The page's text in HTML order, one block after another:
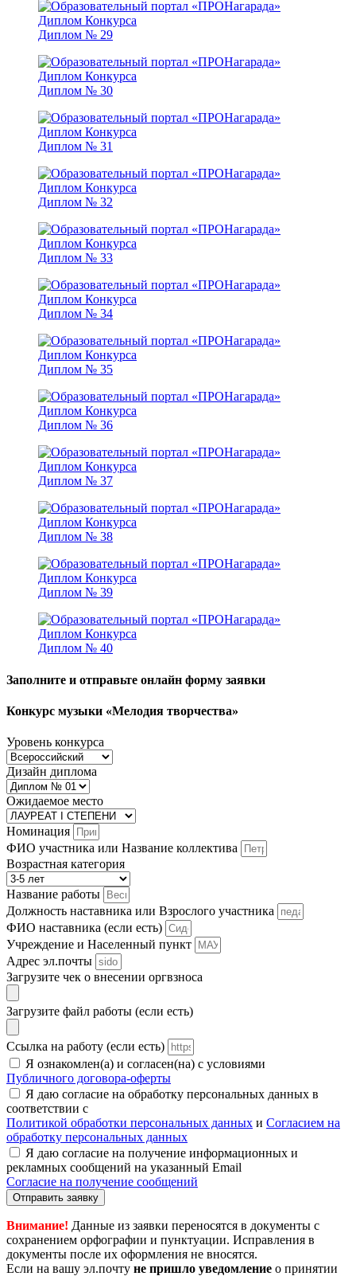
Диплом № 29
Диплом № 30
Диплом № 31
Диплом № 32
Диплом № 33
Диплом № 34
Диплом № 35
Диплом № 36
Диплом № 37
Диплом № 38
Диплом № 39
Диплом № 40
Заполните и отправьте онлайн форму заявки
Конкурс музыки «Мелодия творчества»
Уровень конкурса
Дизайн диплома
Ожидаемое место
Номинация
ФИО участника или Название коллектива
Возрастная категория
Название работы
Должность наставника или Взрослого участника
ФИО наставника (если есть)
Учреждение и Населенный пункт
Адрес эл.почты
Загрузите чек о внесении оргвзноса
Загрузите файл работы (если есть)
Ссылка на работу (если есть)
Я ознакомлен(а) и согласен(на) с условиями
Публичного договора-оферты
Я даю согласие на обработку персональных данных в
соответствии с
Политикой обработки персональных данных и Согласием на
обработку персональных данных
Я даю согласие на получение информационных и
рекламных сообщений на указанный Email
Согласие на получение сообщений
Отправить заявку
Внимание! Данные из заявки переносятся в документы с
сохранением орфографии и пунктуации. Исправления в
документы после их оформления не вносятся.
Если на вашу эл.почту не пришло уведомление о принятии